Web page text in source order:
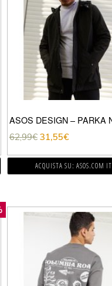
62,99€ 31,55€
ACQUISTA SU: ASOS.COM IT